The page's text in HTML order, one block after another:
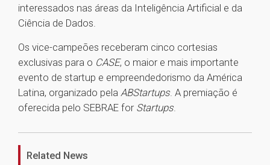
interessados nas áreas da Inteligência Artificial e da
Ciência de Dados.
Os vice-campeões receberam cinco cortesias
exclusivas para o CASE, o maior e mais importante
evento de startup e empreendedorismo da América
Latina, organizado pela ABStartups. A premiação é
oferecida pelo SEBRAE for Startups.
1
Related News